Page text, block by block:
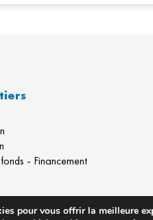
- Financement
pour vous offrir la meilleure